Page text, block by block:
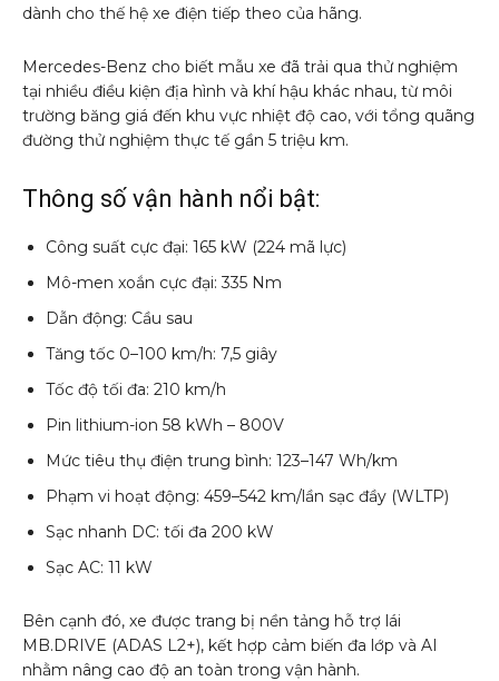
dành cho thế hệ xe điện tiếp theo của hãng.
Mercedes-Benz cho biết mẫu xe đã trải qua thử nghiệm
tại nhiều điều kiện địa hình và khí hậu khác nhau, từ môi
trường băng giá đến khu vực nhiệt độ cao, với tổng quãng
đường thử nghiệm thực tế gần 5 triệu km.
Thông số vận hành nổi bật:
Công suất cực đại: 165 kW (224 mã lực)
Mô-men xoắn cực đại: 335 Nm
Dẫn động: Cầu sau
Tăng tốc 0–100 km/h: 7,5 giây
Tốc độ tối đa: 210 km/h
Pin lithium-ion 58 kWh – 800V
Mức tiêu thụ điện trung bình: 123–147 Wh/km
Phạm vi hoạt động: 459–542 km/lần sạc đầy (WLTP)
Sạc nhanh DC: tối đa 200 kW
Sạc AC: 11 kW
Bên cạnh đó, xe được trang bị nền tảng hỗ trợ lái
MB.DRIVE (ADAS L2+), kết hợp cảm biến đa lớp và AI
nhằm nâng cao độ an toàn trong vận hành.